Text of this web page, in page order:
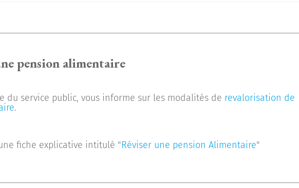
pension alimentaire
du service public, vous informe sur les modalités de revalorisation de
.
fiche explicative intitulé "Réviser une pension Alimentaire"